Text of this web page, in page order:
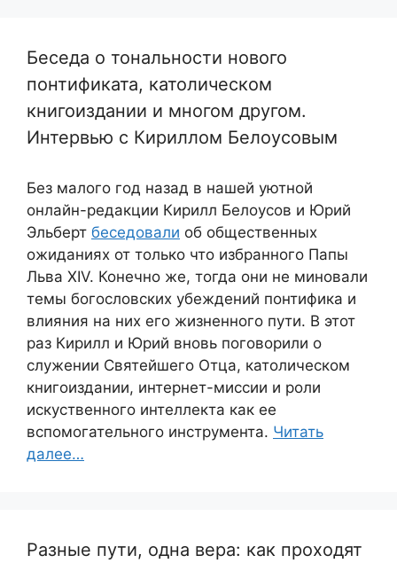
Беседа о тональности нового
понтификата, католическом
книгоиздании и многом другом.
Интервью с Кириллом Белоусовым
Без малого год назад в нашей уютной
онлайн-редакции Кирилл Белоусов и Юрий
Эльберт беседовали об общественных
ожиданиях от только что избранного Папы
Льва XIV. Конечно же, тогда они не миновали
темы богословских убеждений понтифика и
влияния на них его жизненного пути. В этот
раз Кирилл и Юрий вновь поговорили о
служении Святейшего Отца, католическом
книгоиздании, интернет-миссии и роли
искуственного интеллекта как ее
вспомогательного инструмента. Читать
далее…
Разные пути, одна вера: как проходят